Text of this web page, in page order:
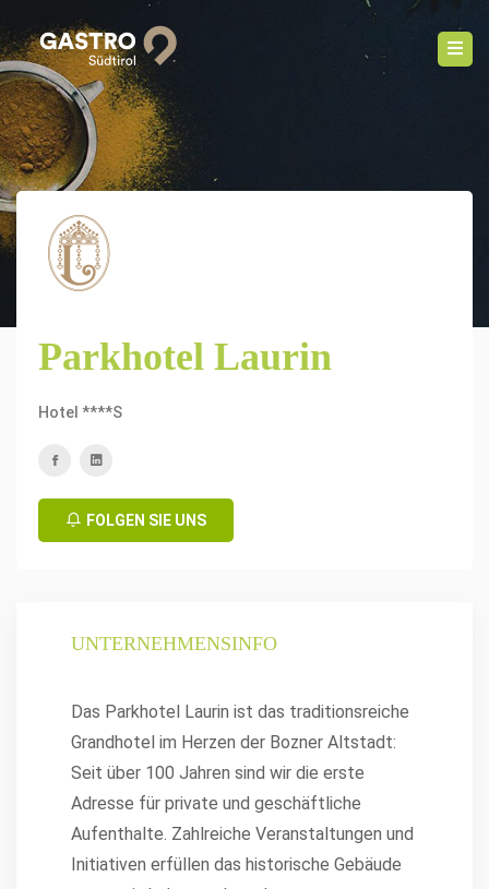
Parkhotel Laurin
Hotel ****S
FOLGEN SIE UNS
UNTERNEHMENSINFO
Das Parkhotel Laurin ist das traditionsreiche
Grandhotel im Herzen der Bozner Altstadt:
Seit über 100 Jahren sind wir die erste
Adresse für private und geschäftliche
Aufenthalte. Zahlreiche Veranstaltungen und
Initiativen erfüllen das historische Gebäude